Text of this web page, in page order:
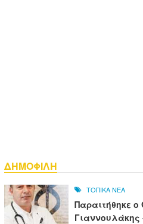
ΔΗΜΟΦΙΛΗ
ΤΟΠΙΚΑ ΝΕΑ
Παραιτήθηκε
Γιαννουλάκης